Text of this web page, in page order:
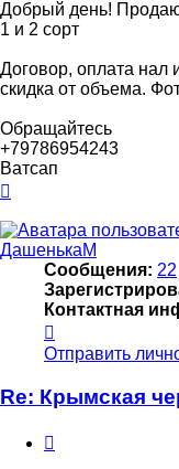
Добрый день!
1 и 2 сорт
Договор, оплата нал
скидка от объема.
Обращайтесь
+79786954243
Ватсап
началу
ДашенькаМ
Сообщения: 22
Контактная
информация
пользователя
Отправить
Re: Крымская